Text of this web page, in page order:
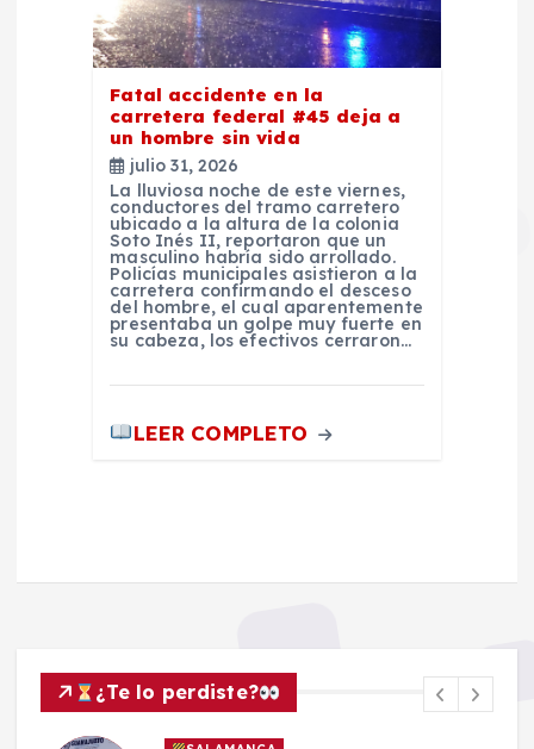
Fatal accidente en la
carretera federal #45 deja a
un hombre sin vida
julio 31, 2026
La lluviosa noche de este viernes,
conductores del tramo carretero
ubicado a la altura de la colonia
Soto Inés II, reportaron que un
masculino habría sido arrollado.
Policías municipales asistieron a la
carretera confirmando el desceso
del hombre, el cual aparentemente
presentaba un golpe muy fuerte en
su cabeza, los efectivos cerraron…
LEER COMPLETO
¿Te lo perdiste?